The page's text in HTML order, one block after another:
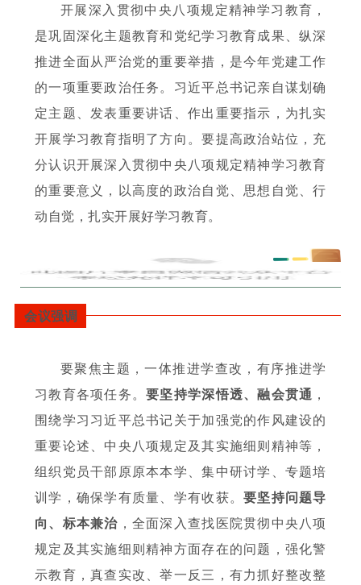
开展深入贯彻中央八项规定精神学习教育，
是巩固深化主题教育和党纪学习教育成果、纵深
推进全面从严治党的重要举措，是今年党建工作
的一项重要政治任务。习近平总书记亲自谋划确
定主题、发表重要讲话、作出重要指示，为扎实
开展学习教育指明了方向。要提高政治站位，充
分认识开展深入贯彻中央八项规定精神学习教育
的重要意义，以高度的政治自觉、思想自觉、行
动自觉，扎实开展好学习教育。
会议强调
要聚焦主题，一体推进学查改，有序推进学
习教育各项任务。要坚持学深悟透、融会贯通 ，
围绕学习习近平总书记关于加强党的作风建设的
重要论述、中央八项规定及其实施细则精神等，
组织党员干部原原本本学、集中研讨学、专题培
训学，确保学有质量、学有收获。要坚持问题导
向、标本兼治 ，全面深入查找医院贯彻中央八项
规定及其实施细则精神方面存在的问题，强化警
示教育，真查实改、举一反三，有力抓好整改整